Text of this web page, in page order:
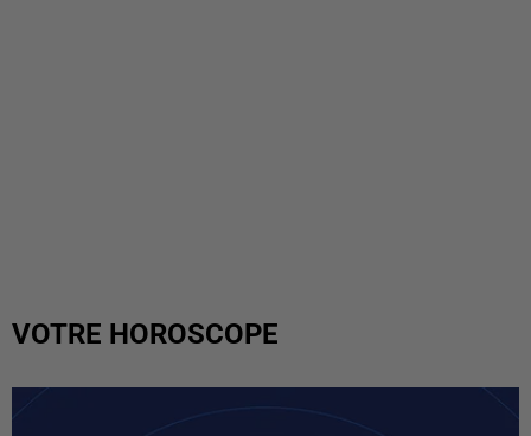
VOTRE HOROSCOPE